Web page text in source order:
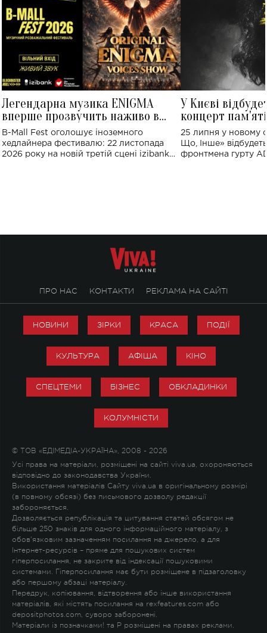
Легендарна музика ENIGMA
вперше прозвучить наживо в
Україні: де відбудеться концерт
B-Mall Fest оголошує іноземного
хедлайнера фестивалю: 22 листопада
2026 року на новій третій сцені izibank
У Києві
концерт
Клименка:
виконають
25 липня у новому
Що, Інше»
фронтмена гурту
ПРО НАС КОНТАКТИ РЕКЛАМА НА САЙТІ
НОВИНИ ЗІРКИ КРАСА ПОДІЇ
КУЛЬТУРА АФІША КІНО
СПЕЦТЕМИ БІЗНЕС ОБКЛАДИНКИ
КОЛУМНІСТИ
© ТОВ «ЕДІМЕДІА-УКРАЇНА», 2008 - 2026
Усі права на матеріали, розміщені на сайті viva.ua, охороняються
відповідно до законодавства України.
Використання матеріалів Сайту viva.ua в оригінальному розмірі
(в повному обсязі) без письмового дозволу редакції
забороняється.
Дозволяється републікація та цитування статей обсягом не
більше 250 знаків для одного інформаційного матеріалу, з
обов'язковим зазначенням посилання на джерело, а для
Інтернет-ресурсів – пряме для пошукових систем
гіперпосилання, не закрите від індексації пошуковими
системами. Гіперпосилання має бути розміщене в підзаголовку
або першому абзаці матеріалу.
Передрук, копіювання, відтворення або інше використання
матеріалів, які містять посилання на rexfeatures.com або
depositphotos.com, суворо заборонені.
Матеріали із позначками! та P розміщені на правах реклами.